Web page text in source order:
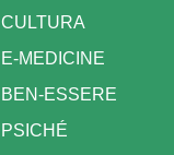
CULTURA
E-MEDICINE
BEN-ESSERE
PSICHÉ